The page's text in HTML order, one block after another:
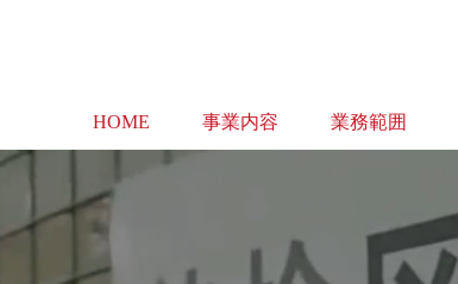
HOME 事業内容 業務範囲